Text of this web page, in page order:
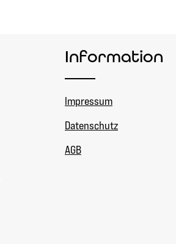
Information
Impressum
Datenschutz
AGB